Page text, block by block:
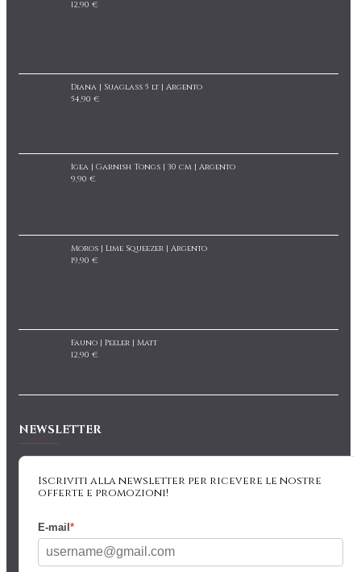
12,90 €
Diana | Suaglass 5 lt | Argento
54,90 €
Igea | Garnish Tongs | 30 cm | Argento
9,90 €
Moros | Lime Squeezer | Argento
19,90 €
Fauno | Peeler | Matt
12,90 €
NEWSLETTER
Iscriviti alla newsletter per ricevere le nostre
offerte e promozioni!
E-mail *